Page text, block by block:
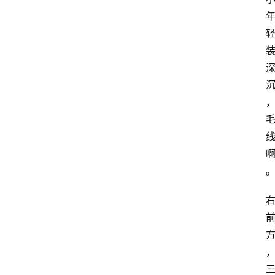
年
轻
装
深
沉
，
毛
线
啊
。
右
前
方
，
三